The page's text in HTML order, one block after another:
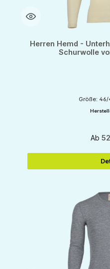
Herren Hemd -
Schurwolle
Größe:
Ab